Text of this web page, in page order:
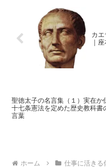
カ
｜
聖徳太子の名言集（１）実在か
十七条憲法を定めた歴史教科書
言葉
ホーム 仕事に活きる